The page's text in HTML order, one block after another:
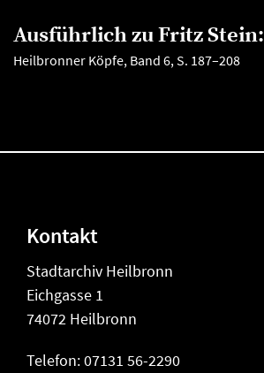
Ausführlich zu Fritz Stein:
Heilbronner Köpfe, Band 6, S. 187–208
Kontakt
Stadtarchiv Heilbronn
Eichgasse 1
74072 Heilbronn
Telefon: 07131 56-2290